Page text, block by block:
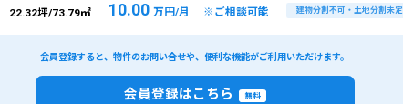
22.32坪/73.79㎡ 10.00 万円/月 ※ご相談可能 建物分割不可・土地分割未定
会員登録すると、物件のお問い合せや、便利な機能がご利用いただけます。
会員登録はこちら 無料